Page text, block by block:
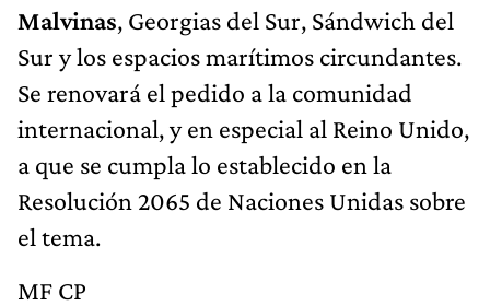
Malvinas, Georgias del Sur, Sándwich del
Sur y los espacios marítimos circundantes.
Se renovará el pedido a la comunidad
internacional, y en especial al Reino Unido,
a que se cumpla lo establecido en la
Resolución 2065 de Naciones Unidas sobre
el tema.
MF CP